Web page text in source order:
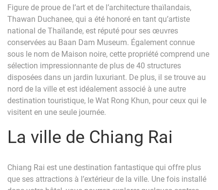
Figure de proue de l’art et de l’architecture thaïlandais,
Thawan Duchanee, qui a été honoré en tant qu’artiste
national de Thaïlande, est réputé pour ses œuvres
conservées au Baan Dam Museum. Également connue
sous le nom de Maison noire, cette propriété comprend une
sélection impressionnante de plus de 40 structures
disposées dans un jardin luxuriant. De plus, il se trouve au
nord de la ville et est idéalement associé à une autre
destination touristique, le Wat Rong Khun, pour ceux qui le
visitent en une seule journée.
La ville de Chiang Rai
Chiang Rai est une destination fantastique qui offre plus
que ses attractions à l’extérieur de la ville. Une fois installé